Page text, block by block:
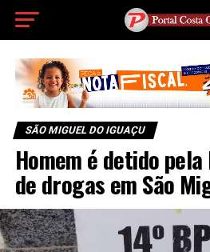
SÃO MIGUEL DO IGUAÇU
Homem é detido
de drogas em São